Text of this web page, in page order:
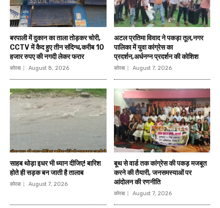
बरपाली में दुकान का ताला तोड़कर चोरी,
CCTV में कैद हुए तीन संदिग्ध,करीब 10
हजार रुपए की नगदी लेकर फरार
कोरबा August 8, 2026
अटल प्रतिमा विवाद ने पकड़ा तूल,नगर
पालिका में युवा कांग्रेस का
प्रदर्शन,अर्धनग्न प्रदर्शन की कोशिश
कोरबा August 7, 2026
साहब थोड़ा इधर भी ध्यान दीजिए! बारिश
होते ही सड़क बन जाती है तालाब
कोरबा August 7, 2026
बूथ से वार्ड तक कांग्रेस की पकड़ मजबूत
करने की तैयारी, जनसमस्याओं पर
आंदोलन की रणनीति
कोरबा August 7, 2026